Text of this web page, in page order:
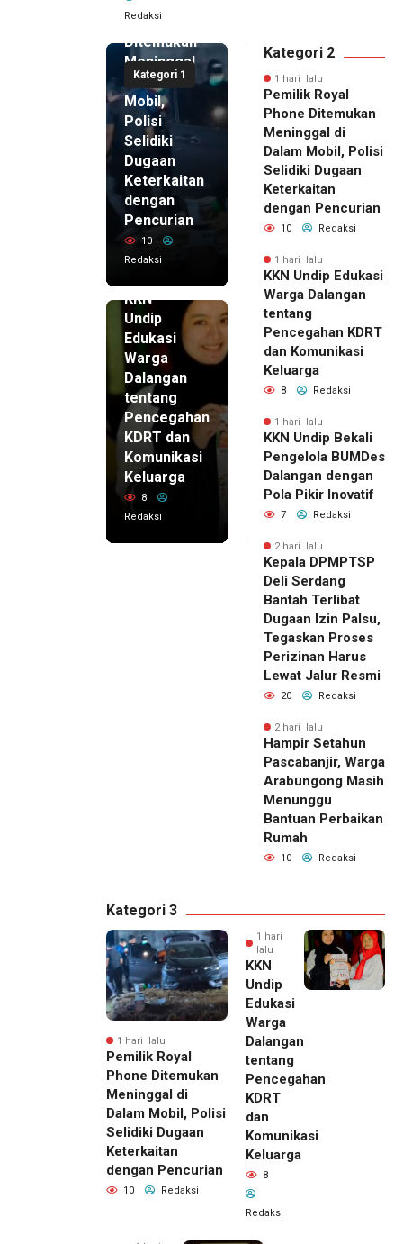
Redaksi
Kategori 1
Phone
Ditemukan
Meninggal
di Dalam
Mobil,
Polisi
Selidiki
Dugaan
Keterkaitan
dengan
Pencurian
10
Redaksi
KKN
Undip
Edukasi
Warga
Dalangan
tentang
Pencegahan
KDRT dan
Komunikasi
Keluarga
8
Redaksi
Kategori 2
1 hari lalu
Pemilik Royal
Phone Ditemukan
Meninggal di
Dalam Mobil, Polisi
Selidiki Dugaan
Keterkaitan
dengan Pencurian
10 Redaksi
1 hari lalu
KKN Undip Edukasi
Warga Dalangan
tentang
Pencegahan KDRT
dan Komunikasi
Keluarga
8 Redaksi
1 hari lalu
KKN Undip Bekali
Pengelola BUMDes
Dalangan dengan
Pola Pikir Inovatif
7 Redaksi
2 hari lalu
Kepala DPMPTSP
Deli Serdang
Bantah Terlibat
Dugaan Izin Palsu,
Tegaskan Proses
Perizinan Harus
Lewat Jalur Resmi
20 Redaksi
2 hari lalu
Hampir Setahun
Pascabanjir, Warga
Arabungong Masih
Menunggu
Bantuan Perbaikan
Rumah
10 Redaksi
Kategori 3
1 hari lalu
Pemilik Royal
Phone Ditemukan
Meninggal di
Dalam Mobil, Polisi
Selidiki Dugaan
Keterkaitan
dengan Pencurian
10 Redaksi
1 hari
lalu
KKN
Undip
Edukasi
Warga
Dalangan
tentang
Pencegahan
KDRT
dan
Komunikasi
Keluarga
8
Redaksi